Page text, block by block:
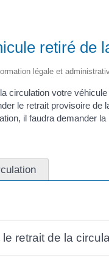
retiré de
légale et
circulation votre
le retrait provisoire
il faudra demander la
retrait de la